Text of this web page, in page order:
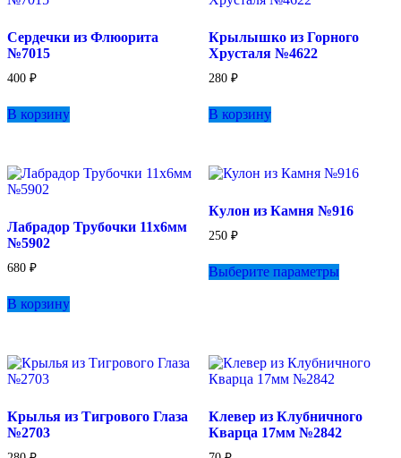
на
на
Сердечки из Флюорита
№7015
400 ₽
В корзину
Крылышко из Горного
Хрусталя №4622
280 ₽
В корзину
Лабрадор Трубочки 11х6мм
№5902
680 ₽
В корзину
Кулон из Камня №916
250 ₽
Выберите параметрытовар
выбрать
товара.
Крылья из Тигрового Глаза
№2703
Клевер из Клубничного
Кварца 17мм №2842